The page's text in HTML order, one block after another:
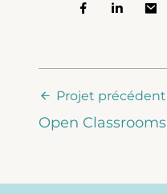
Projet précédent
Open Classrooms